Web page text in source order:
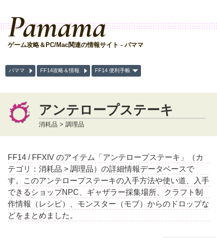
Pamama
ゲーム攻略＆PC/Mac関連の情報サイト - パママ
パママ FF14攻略＆情報 FF14 便利手帳
アンテロープステーキ
消耗品 > 調理品
FF14 / FFXIV のアイテム「アンテロープステーキ」（カ
テゴリ：消耗品 > 調理品）の詳細情報データベースで
す。このアンテロープステーキの入手方法や使い道、入手
できるショップNPC、ギャザラー採集場所、クラフト制
作情報（レシピ）、モンスター（モブ）からのドロップな
どをまとめました。